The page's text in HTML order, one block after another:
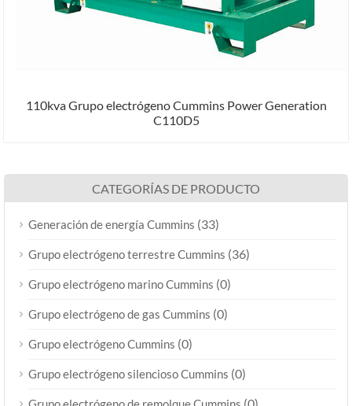
110kva Grupo electrógeno Cummins Power Generation
C110D5
CATEGORÍAS DE PRODUCTO
Generación de energía Cummins (33)
Grupo electrógeno terrestre Cummins (36)
Grupo electrógeno marino Cummins (0)
Grupo electrógeno de gas Cummins (0)
Grupo electrógeno Cummins (0)
Grupo electrógeno silencioso Cummins (0)
(0)